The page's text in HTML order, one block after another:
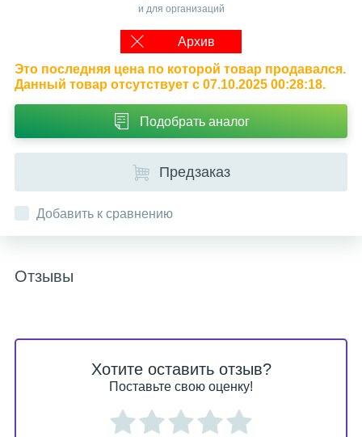
и для организаций
Архив
Это последняя цена по которой товар продавался.
Данный товар отсутствует с 07.10.2025 00:28:18.
Подобрать аналог
Предзаказ
Добавить к сравнению
Отзывы
Хотите оставить отзыв?
Поставьте свою оценку!